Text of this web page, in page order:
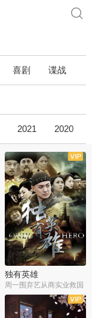
喜剧 谍战
2021 2020
全34集
独有英雄
周一围弃艺从商实业救国
全51集